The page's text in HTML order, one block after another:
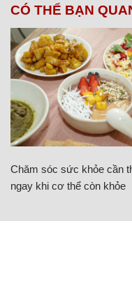
CÓ THỂ BẠN
Chăm sóc sức khỏe cần
ngay khi cơ thể còn khỏe